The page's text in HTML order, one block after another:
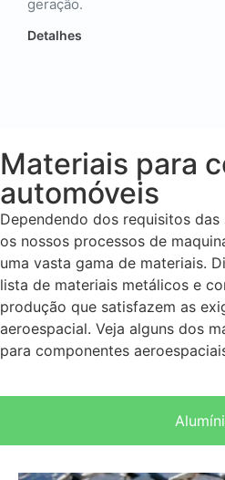
geração.
Detalhes
Materiais para
automóveis
Dependendo dos requisitos das
os nossos processos de
uma vasta gama de materiais.
lista de materiais metálicos e
produção que satisfazem as
aeroespacial. Veja alguns dos
para componentes